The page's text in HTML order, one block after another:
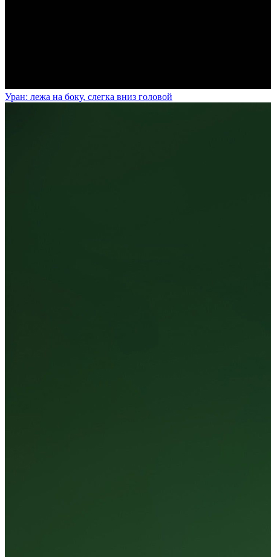
Уран: лежа на боку, слегка вниз головой